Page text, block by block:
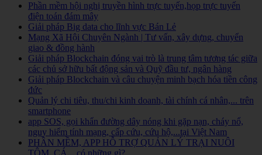
Phần mềm hội nghị truyền hình trực tuyến,họp trực tuyến
điện toán đám mây
Giải pháp Big data cho lĩnh vực Bán Lẻ
Mạng Xã Hội Chuyên Ngành | Tư vấn, xây dựng, chuyển
giao & đồng hành
Giải pháp Blockchain đóng vai trò là trung tâm tương tác giữa
các chủ sở hữu bất động sản và Quỹ đầu tư, ngân hàng
Giải pháp Blockchain và câu chuyện minh bạch hóa tiền công
đức
Quản lý chi tiêu, thu/chi kinh doanh, tài chính cá nhân,... trên
smartphone
app SOS, gọi khẩn đường dây nóng khi gặp nạn, cháy nổ,
nguy hiểm tính mạng, cấp cứu, cứu hộ,...tại Việt Nam
PHẦN MỀM, APP HỖ TRỢ QUẢN LÝ TRẠI NUÔI